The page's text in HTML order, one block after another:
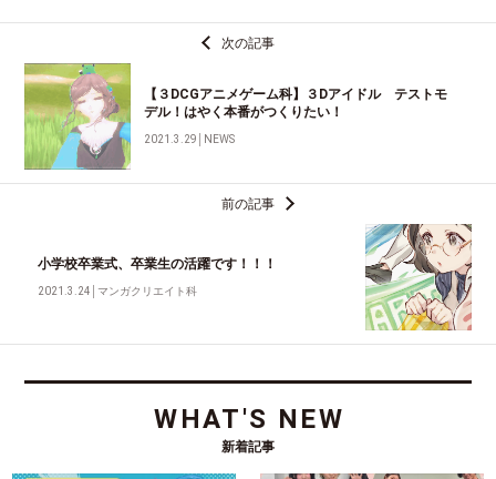
次の記事
【３DCGアニメゲーム科】３Dアイドル テストモ
デル！はやく本番がつくりたい！
2021.3.29 NEWS
前の記事
小学校卒業式、卒業生の活躍です！！！
2021.3.24 │マンガクリエイト科
WHAT'S NEW
新着記事